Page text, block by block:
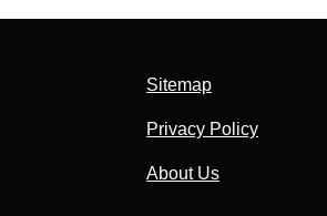
Sitemap
Privacy Policy
About Us